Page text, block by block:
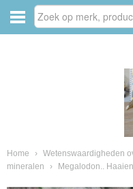
Home › Wetenswaardigheden
mineralen
› Megalodon..
van fossielen en